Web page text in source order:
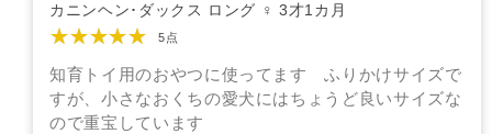
カニンヘン･ダックス ロング ♀ 3才1カ月
★★★★★ 5点
知育トイ用のおやつに使ってます ふりかけサイズで
すが、小さなおくちの愛犬にはちょうど良いサイズな
ので重宝しています